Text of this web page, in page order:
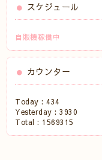
スケジュール
自販機稼働中
カウンター
Today :434
Yesterday :3930
Total : 1569315